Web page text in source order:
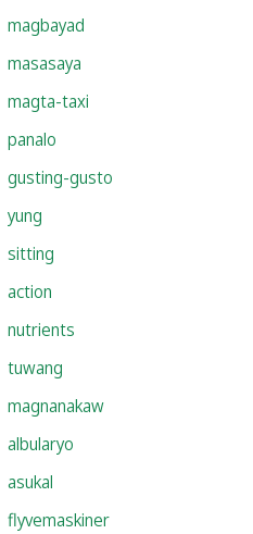
magbayad
masasaya
magta-taxi
panalo
gusting-gusto
yung
sitting
action
nutrients
tuwang
magnanakaw
albularyo
asukal
flyvemaskiner